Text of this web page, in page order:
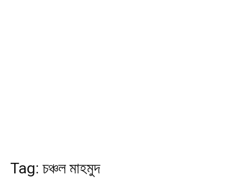
Tag: চঞ্চল মাহমুদ